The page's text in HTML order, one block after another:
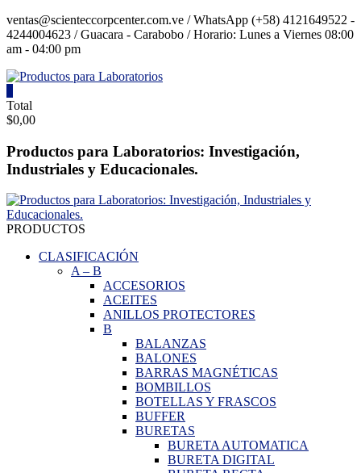
Saltar
contenido
ventas@scienteccorpcenter.com.ve / WhatsApp (+58) 4121649522 -
4244004623 / Guacara - Carabobo / Horario: Lunes a Viernes 08:00
am - 04:00 pm
Productos
para
Laboratorios
Investigación,
y
Educacionales.
Total
$0,00
Productos para Laboratorios: Investigación,
Industriales y Educacionales.
PRODUCTOS
CLASIFICACIÓN
A– B
ACCESORIOS
ACEITES
ANILLOS PROTECTORES
B
BALANZAS
BALONES
BARRAS MAGNÉTICAS
BOMBILLOS
BOTELLAS Y FRASCOS
BUFFER
BURETAS
BURETA AUTOMATICA
BURETA DIGITAL